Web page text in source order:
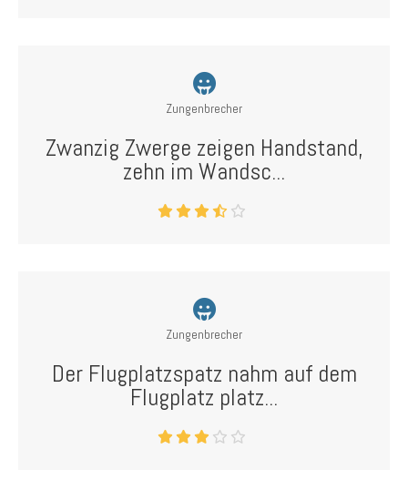
Zungenbrecher
Zwanzig Zwerge zeigen Handstand,
zehn im Wandsc...
Zungenbrecher
Der Flugplatzspatz nahm auf dem
Flugplatz platz...